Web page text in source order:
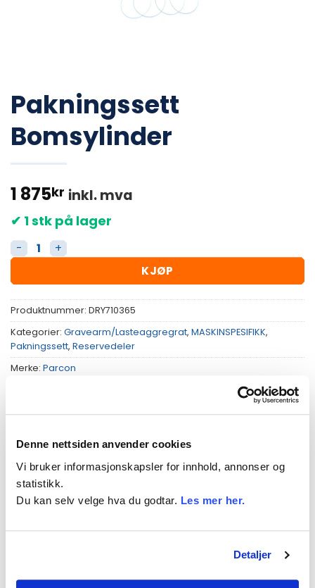
Denne nettsiden anvender cookies
Vi bruker informasjonskapsler for innhold, annonser og
statistikk.
Du kan selv velge hva du godtar. Les mer her.
Detaljer
Pakningssett
Bomsylinder
1 875kr inkl. mva
✔ 1 stk på lager
Pakningssett Bomsylinder antall
KJØP
Produktnummer: DRY710365
Kategorier: Gravearm/Lasteaggregrat, MASKINSPESIFIKK,
Pakningssett, Reservedeler
Merke: Parcon
BESKRIVELSE
Pakningssett Bomsylinder